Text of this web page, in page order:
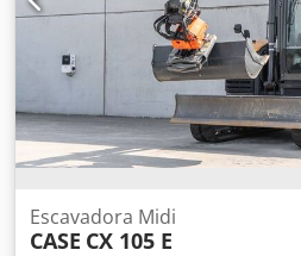
para uso imediato! - 80% do
Inclui 3 baldes: 1300 mm, 450
limpeza de valas - Opcional com
Escavadora Midi
CASE CX 105 E